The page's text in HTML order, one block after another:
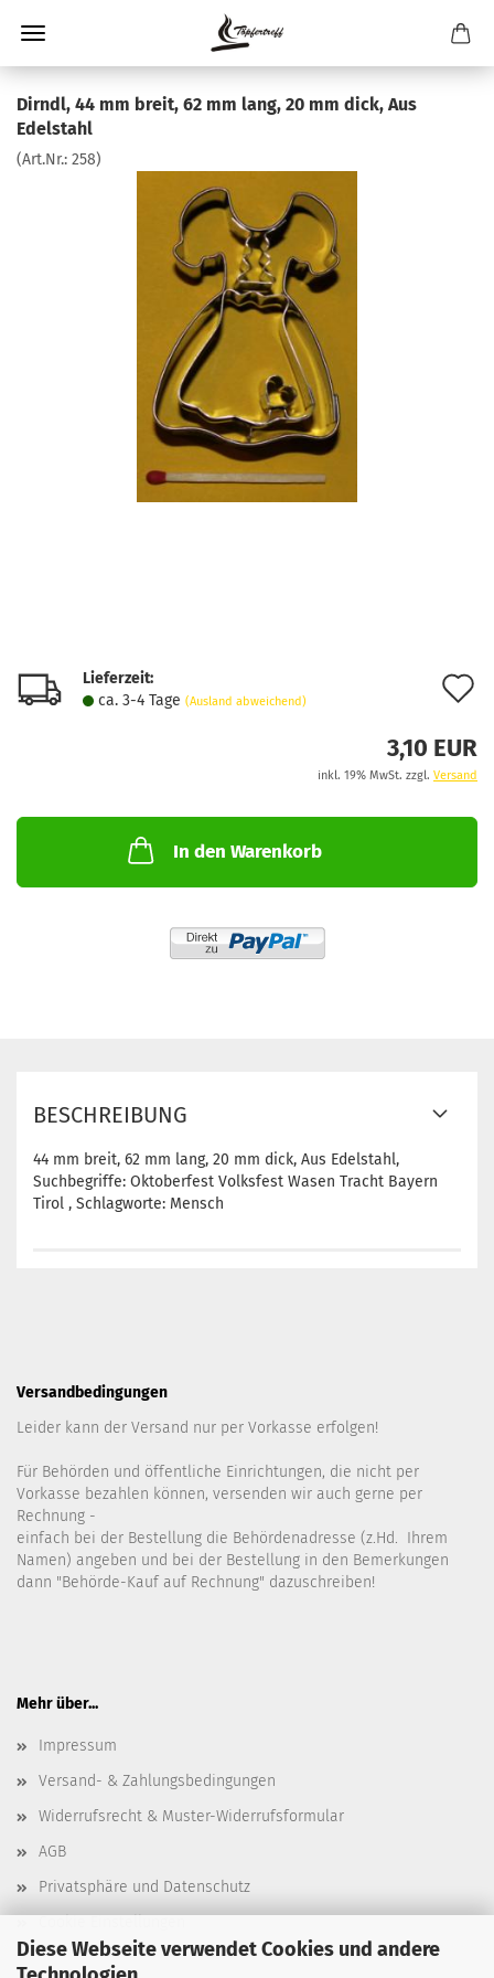
Diese Webseite verwendet Cookies und andere
Dirndl, 44 mm breit, 62 mm lang, 20 mm dick, Aus
Edelstahl
(Art.Nr.: 258)
Lieferzeit:
ca. 3-4 Tage (Ausland abweichend)
3,10 EUR
inkl. 19% MwSt. zzgl. Versand
In den Warenkorb
BESCHREIBUNG
44 mm breit, 62 mm lang, 20 mm dick, Aus Edelstahl,
Suchbegriffe: Oktoberfest Volksfest Wasen Tracht Bayern
Tirol , Schlagworte: Mensch
Versandbedingungen
Leider kann der Versand nur per Vorkasse erfolgen!
Für Behörden und öffentliche Einrichtungen, die nicht per
Vorkasse bezahlen können, versenden wir auch gerne per
Rechnung -
einfach bei der Bestellung die Behördenadresse (z.Hd. Ihrem
Namen) angeben und bei der Bestellung in den Bemerkungen
dann "Behörde-Kauf auf Rechnung" dazuschreiben!
Mehr über...
Impressum
Versand- & Zahlungsbedingungen
Widerrufsrecht & Muster-Widerrufsformular
AGB
Privatsphäre und Datenschutz